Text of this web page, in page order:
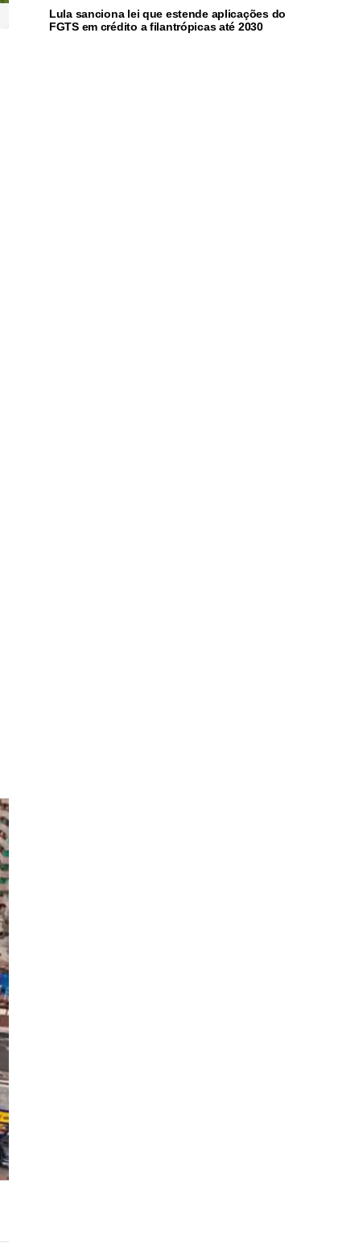
Lula sanciona lei que estende aplicações do
FGTS em crédito a filantrópicas até 2030